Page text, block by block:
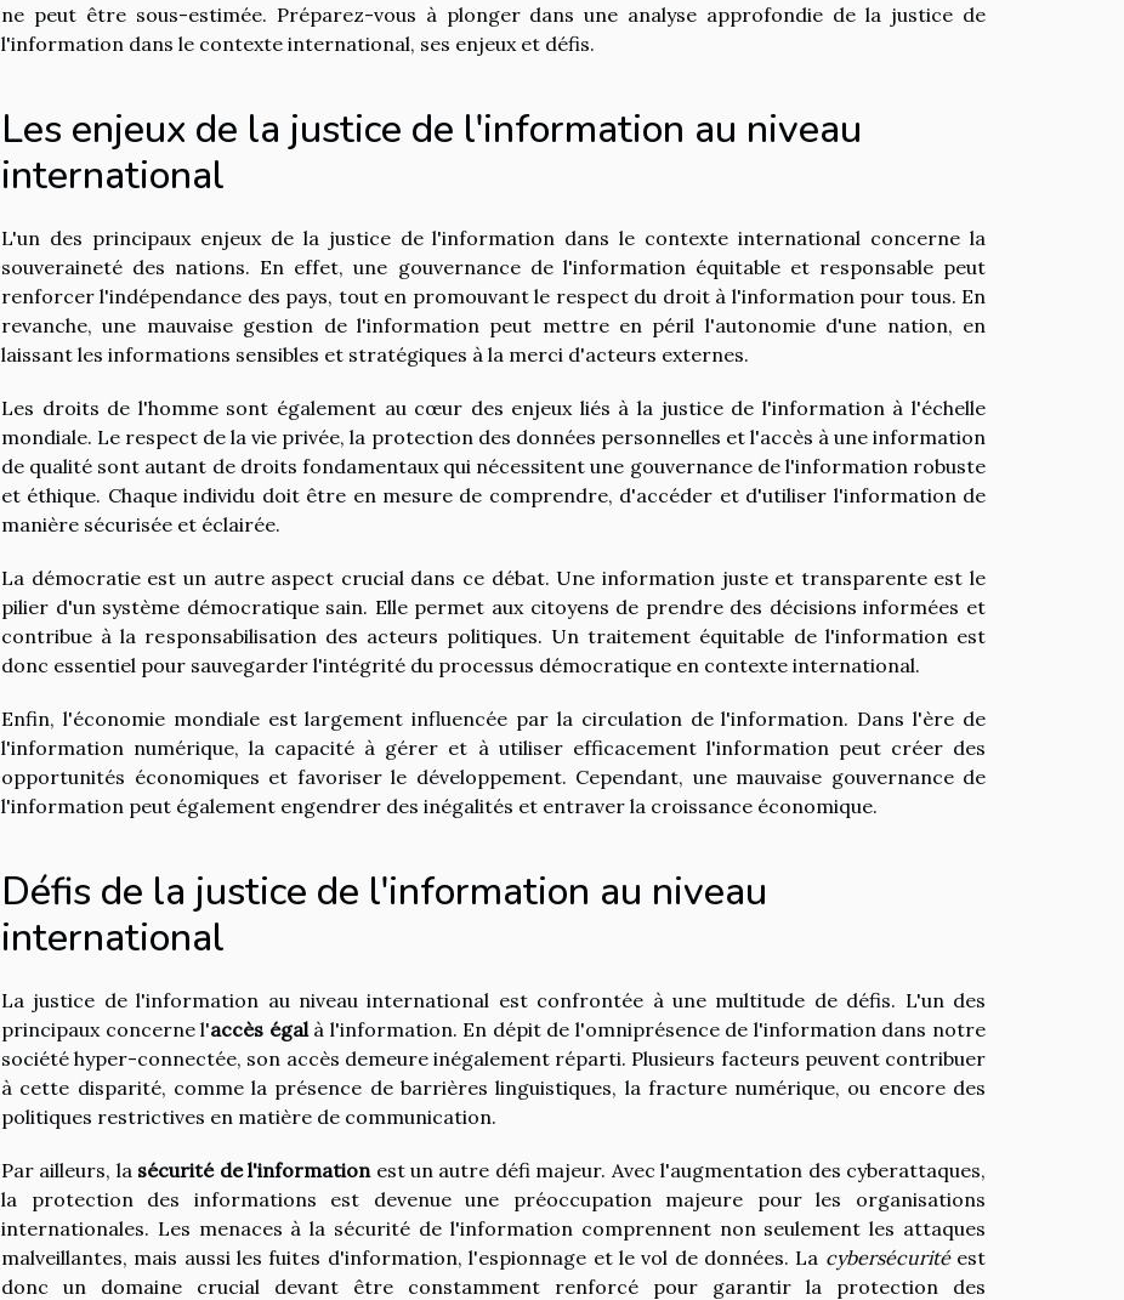
ne peut être sous-estimée. Préparez-vous à plonger dans une analyse approfondie de la justice de
l'information dans le contexte international, ses enjeux et défis.
Les enjeux de la justice de l'information au niveau
international
L'un des principaux enjeux de la justice de l'information dans le contexte international concerne la
souveraineté des nations. En effet, une gouvernance de l'information équitable et responsable peut
renforcer l'indépendance des pays, tout en promouvant le respect du droit à l'information pour tous. En
revanche, une mauvaise gestion de l'information peut mettre en péril l'autonomie d'une nation, en
laissant les informations sensibles et stratégiques à la merci d'acteurs externes.
Les droits de l'homme sont également au cœur des enjeux liés à la justice de l'information à l'échelle
mondiale. Le respect de la vie privée, la protection des données personnelles et l'accès à une information
de qualité sont autant de droits fondamentaux qui nécessitent une gouvernance de l'information robuste
et éthique. Chaque individu doit être en mesure de comprendre, d'accéder et d'utiliser l'information de
manière sécurisée et éclairée.
La démocratie est un autre aspect crucial dans ce débat. Une information juste et transparente est le
pilier d'un système démocratique sain. Elle permet aux citoyens de prendre des décisions informées et
contribue à la responsabilisation des acteurs politiques. Un traitement équitable de l'information est
donc essentiel pour sauvegarder l'intégrité du processus démocratique en contexte international.
Enfin, l'économie mondiale est largement influencée par la circulation de l'information. Dans l'ère de
l'information numérique, la capacité à gérer et à utiliser efficacement l'information peut créer des
opportunités économiques et favoriser le développement. Cependant, une mauvaise gouvernance de
l'information peut également engendrer des inégalités et entraver la croissance économique.
Défis de la justice de l'information au niveau
international
La justice de l'information au niveau international est confrontée à une multitude de défis. L'un des
principaux concerne l'accès égalà l'information. En dépit de l'omniprésence de l'information dans notre
société hyper-connectée, son accès demeure inégalement réparti. Plusieurs facteurs peuvent contribuer
à cette disparité, comme la présence de barrières linguistiques, la fracture numérique, ou encore des
politiques restrictives en matière de communication.
Par ailleurs, la sécurité de l'information est un autre défi majeur. Avec l'augmentation des cyberattaques,
la protection des informations est devenue une préoccupation majeure pour les organisations
internationales. Les menaces à la sécurité de l'information comprennent non seulement les attaques
malveillantes, mais aussi les fuites d'information, l'espionnage et le vol de données. La cybersécuritéest
donc un domaine crucial devant être constamment renforcé pour garantir la protection des